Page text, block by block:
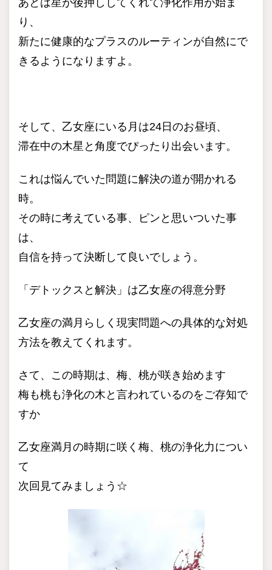
あとは星が後押ししてくれて浄化作用が始ま
り、
新たに健康的なプラスのルーティンが自然にで
きるようになりますよ。
そして、乙女座にいる月は24日のお昼頃、
滞在中の木星と角度でぴったり出会います。
これは悩んでいた問題に解決の道が開かれる
時。
その時に考えている事、ピンと思いついた事
は、
自信を持って決断して良いでしょう。
「デトックスと解決」は乙女座の得意分野
乙女座の満月らしく現実問題への具体的な対処
方法を教えてくれます。
さて、この時期は、梅、桃が咲き始めます
梅も桃も浄化の木と言われているのをご存知で
すか
乙女座満月の時期に咲く梅、桃の浄化力につい
て
次回見てみましょう☆